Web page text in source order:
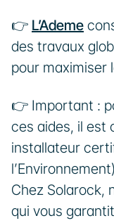
👉 L’Ademe
des travaux
pour maximiser
👉 Important :
ces aides, il est
installateur
Chez Solarock,
qui vous